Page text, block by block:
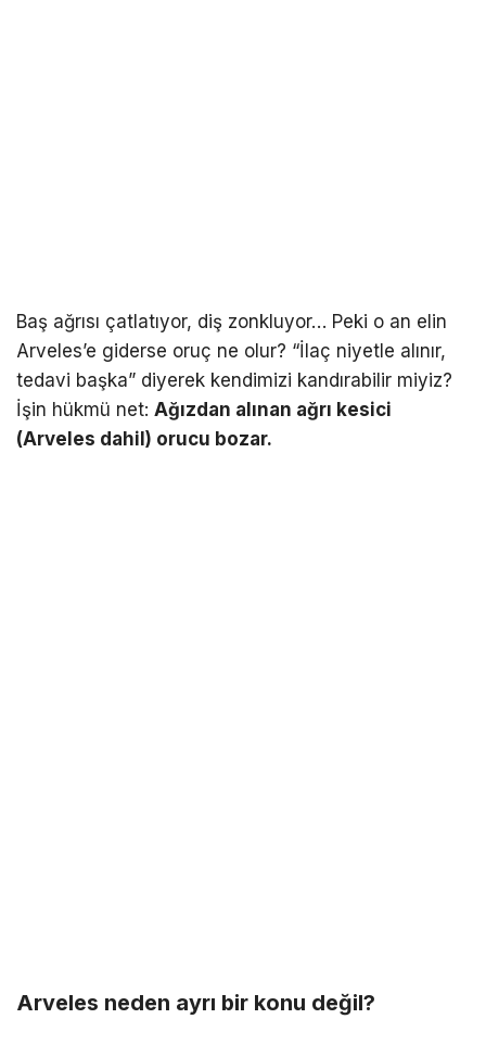
Baş ağrısı çatlatıyor, diş zonkluyor… Peki o an elin
Arveles’e giderse oruç ne olur? “İlaç niyetle alınır,
tedavi başka” diyerek kendimizi kandırabilir miyiz?
İşin hükmü net: Ağızdan alınan ağrı kesici
(Arveles dahil) orucu bozar.
Arveles neden ayrı bir konu değil?